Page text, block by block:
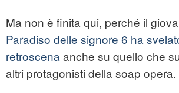
Ma non è finita qui, perché il
Paradiso delle signore 6 ha
retroscena anche su quello che
altri protagonisti della soap opera.